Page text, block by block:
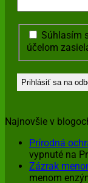
Súhlasím
účelom
Najnovšie v
Prírodná
vypnuté na
Zázrak
menom